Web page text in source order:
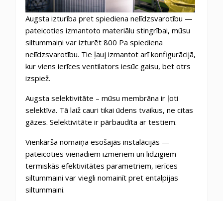
Augsta izturība pret spiediena nelīdzsvarotību —
pateicoties izmantoto materiālu stingrībai, mūsu
siltummaiņi var izturēt 800 Pa spiediena
nelīdzsvarotību. Tie ļauj izmantot arī konfigurācijā,
kur viens ierīces ventilators iesūc gaisu, bet otrs
izspiež.
Augsta selektivitāte – mūsu membrāna ir ļoti
selektīva. Tā laiž cauri tikai ūdens tvaikus, ne citas
gāzes. Selektivitāte ir pārbaudīta ar testiem.
Vienkārša nomaiņa esošajās instalācijās —
pateicoties vienādiem izmēriem un līdzīgiem
termiskās efektivitātes parametriem, ierīces
siltummaini var viegli nomainīt pret entalpijas
siltummaini.